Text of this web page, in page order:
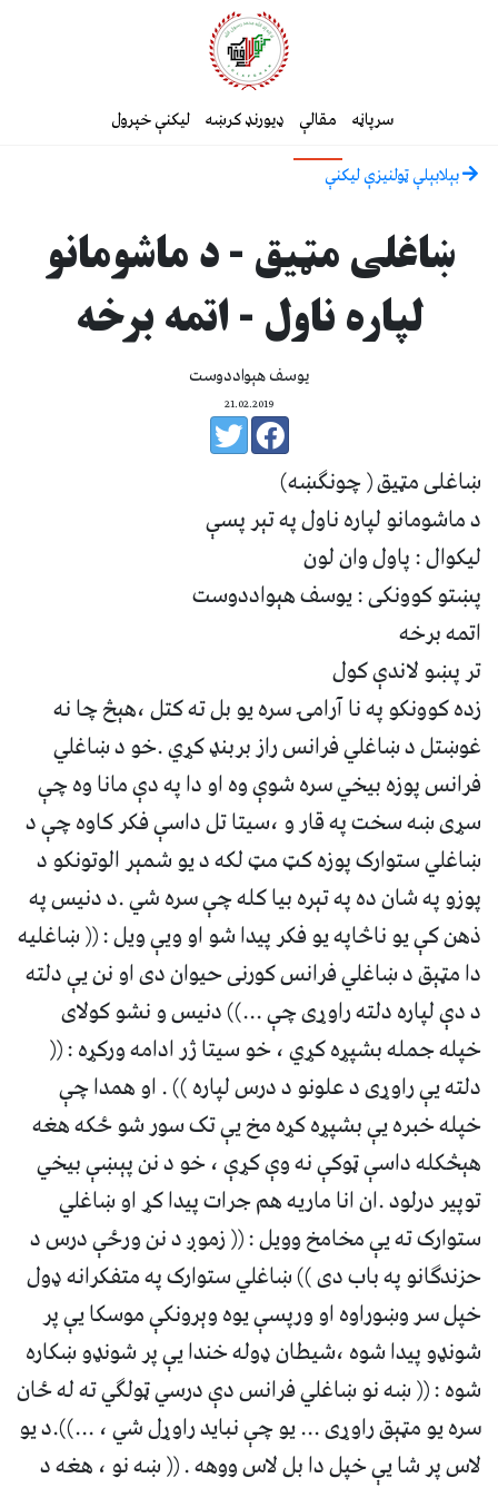
سرپاڼه مقالې ډیورنډ کرښه لیکنې خپرول
بېلابېلې ټولنيزې ليکنې
ښاغلی مټیق - د ماشومانو
لپاره ناول - اتمه برخه
یوسف هېواددوست
21.02.2019
ښاغلی مټیق ( چونګښه)
د ماشومانو لپاره ناول په تېر پسې
لیکوال : پاول وان لون
پښتو کوونکی : یوسف هېواددوست
اتمه برخه
تر پښو لاندې کول
زده کوونکو په نا آرامۍ سره یو بل ته کتل ،هېڅ چا نه
غوښتل د ښاغلي فرانس راز بربنډ کړي .خو د ښاغلي
فرانس پوزه بیخي سره شوې وه او دا په دې مانا وه چې
سړی ښه سخت په قار و ،سیتا تل داسې فکر کاوه چې د
ښاغلي ستوارک پوزه کټ مټ لکه د یو شمېر الوتونکو د
پوزو په شان ده په تېره بیا کله چې سره شي .د دنیس په
ذهن کې یو ناڅاپه یو فکر پیدا شو او ویې ویل : (( ښاغلیه
دا مټېق د ښاغلي فرانس کورنی حیوان دی او نن یې دلته
د دې لپاره دلته راوړی چې ...)) دنیس و نشو کولای
خپله جمله بشپړه کړي ، خو سیتا ژر ادامه ورکړه : ((
دلته یې راوړی د علونو د درس لپاره )) . او همدا چې
خپله خبره یې بشپړه کړه مخ یې تک سور شو ځکه هغه
هېڅکله داسې ټوکې نه وې کړې ، خو د نن پېښې بیخي
توپیر درلود .ان انا ماریه هم جرات پیدا کړ او ښاغلي
ستوارک ته یې مخامخ وویل : (( زموږ د نن ورځې درس د
حزندګانو په باب دی )) ښاغلي ستوارک په متفکرانه ډول
خپل سر وښوراوه او ورپسې یوه وېرونکې موسکا یې پر
شونډو پیدا شوه ،شیطان ډوله خندا یې پر شونډو ښکاره
شوه : (( ښه نو ښاغلي فرانس دې درسي ټولګي ته له ځان
سره یو مټېق راوړی ... یو چې نباید راوړل شي ، ...)).د یو
لاس پر شا یې خپل دا بل لاس ووهه . (( ښه نو ، هغه د